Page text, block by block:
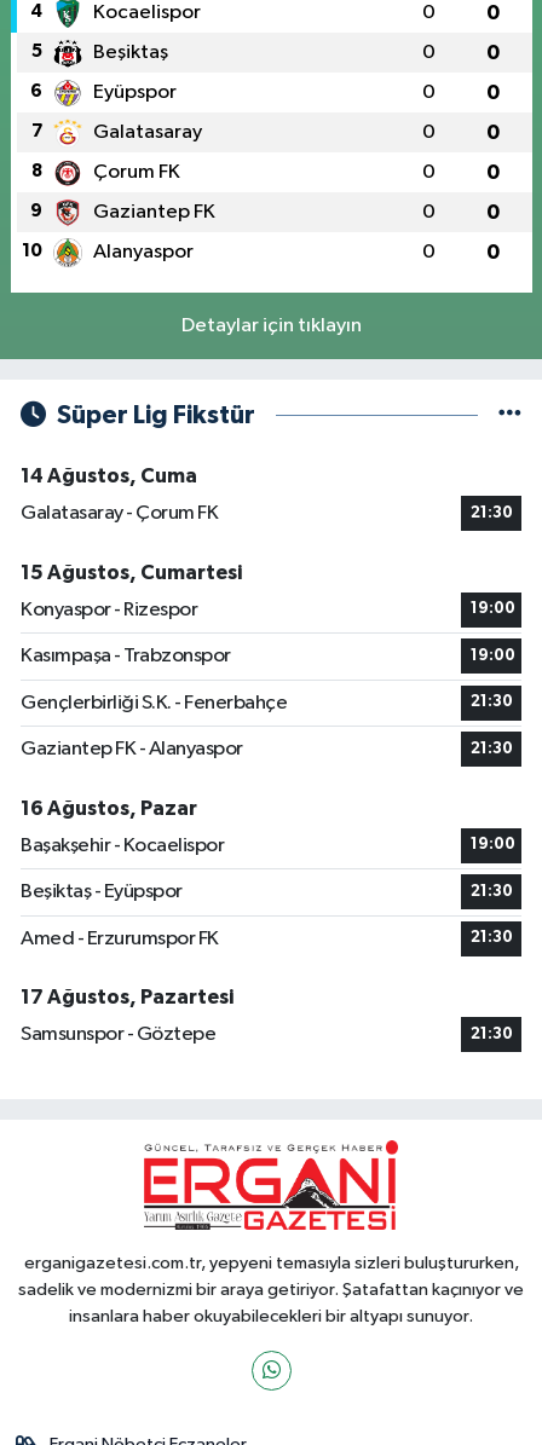
4 Kocaelispor 0 0
5 Beşiktaş 0 0
6 Eyüpspor 0 0
7 Galatasaray 0 0
8 Çorum FK 0 0
9 Gaziantep FK 0 0
10 Alanyaspor 0 0
Detaylar için tıklayın
Süper Lig Fikstür
14 Ağustos, Cuma
Galatasaray - Çorum FK
21:30
15 Ağustos, Cumartesi
Konyaspor - Rizespor
19:00
Kasımpaşa - Trabzonspor 19:00
Gençlerbirliği S.K. - Fenerbahçe 21:30
Gaziantep FK - Alanyaspor 21:30
16 Ağustos, Pazar
Başakşehir - Kocaelispor
19:00
Beşiktaş - Eyüpspor 21:30
Amed - Erzurumspor FK 21:30
17 Ağustos, Pazartesi
Samsunspor - Göztepe
21:30
erganigazetesi.com.tr, yepyeni temasıyla sizleri buluştururken,
sadelik ve modernizmi bir araya getiriyor. Şatafattan kaçınıyor ve
insanlara haber okuyabilecekleri bir altyapı sunuyor.